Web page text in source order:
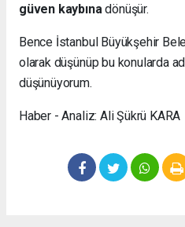
güven kaybına dönüşür.
Bence İstanbul Büyükşehir
olarak düşünüp bu konularda
düşünüyorum.
Haber - Analiz: Ali Şükrü KARA